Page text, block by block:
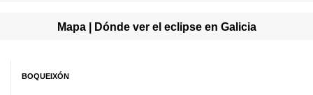
Mapa | Dónde ver el eclipse en Galicia
BOQUEIXÓN